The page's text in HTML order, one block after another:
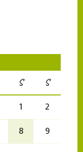
S S
1
2
8
9